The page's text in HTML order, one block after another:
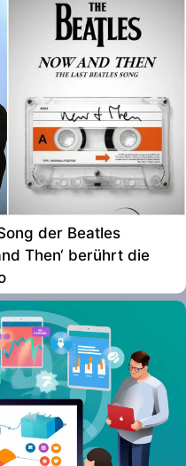
der Beatles
Then‘ berührt die